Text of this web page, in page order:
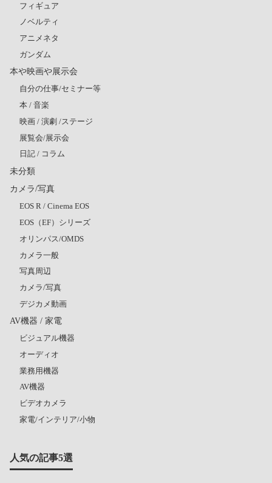
フィギュア
ノベルティ
アニメネタ
ガンダム
本や映画や展示会
自分の仕事/セミナー等
本 / 音楽
映画 / 演劇 /ステージ
展覧会/展示会
日記 / コラム
未分類
カメラ/写真
EOS R / Cinema EOS
EOS（EF）シリーズ
オリンパス/OMDS
カメラ一般
写真周辺
カメラ/写真
デジカメ動画
AV機器 / 家電
ビジュアル機器
オーディオ
業務用機器
AV機器
ビデオカメラ
家電/インテリア/小物
人気の記事5選